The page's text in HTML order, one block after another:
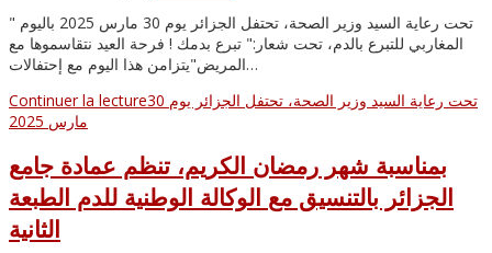
" تحت رعاية السيد وزير الصحة، تحتفل الجزائر يوم 30 مارس 2025 باليوم
المغاربي للتبرع بالدم، تحت شعار:" تبرع بدمك ! فرحة العيد نتقاسموها مع
المريض"يتزامن هذا اليوم مع إحتفالات…
Continuer la lectureتحت رعاية السيد وزير الصحة، تحتفل الجزائر يوم 30
مارس 2025
بمناسبة شهر رمضان الكريم، تنظم عمادة جامع
الجزائر بالتنسيق مع الوكالة الوطنية للدم الطبعة
الثانية